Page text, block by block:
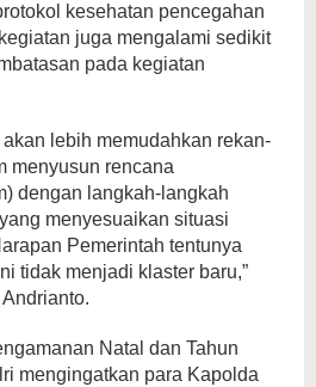
kesehatan pencegahan
juga mengalami sedikit
pada kegiatan
akan lebih memudahkan rekan-
menyusun rencana
dengan langkah-langkah
menyesuaikan situasi
Pemerintah tentunya
tidak menjadi klaster baru,”
Natal dan Tahun
mengingatkan para Kapolda